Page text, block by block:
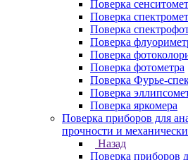
Поверка
Поверка
Поверка
Поверка
Поверка
Поверка фотометра
Поверка Фурье-
Поверка
Поверка яркомера
Поверка приборов для
прочности и
Назад
Поверка приборов